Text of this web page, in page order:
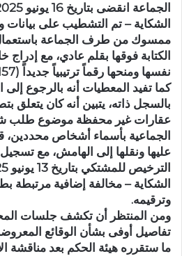
الشكاية – تم التشطيب على
ممسوك من طرف الجماعة باستعمال
الكتابة فوقها بقلم عادي، مع إدراج
نفسها ومنحها رقماً ترتيبياً جديداً (157).
بالسجل ذاته، يتبين أنه كان يتعلق
عقارات غير محفظة موضوع طلب
الجماعية بأسماء أشخاص محددين،
عليها ونقلها إلى الهامش، مع
الشكاية – مخالفة إضافية
وترقيمه.
ومن المنتظر أن تكشف جلسات
تفاصيل أوفى بشأن الوقائع
ما ستقرره هيئة الحكم بعد مناقشة